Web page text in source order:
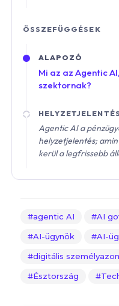
ÖSSZEFÜGGÉSEK
ALAPOZÓ
Mi az az Agentic
szektornak?
HELYZETJELENTÉS
Agentic AI a
helyzetjelentés;
kerül a legfrissebb
agentic AI AI
AI-ügynök AI-
digitális
Észtország